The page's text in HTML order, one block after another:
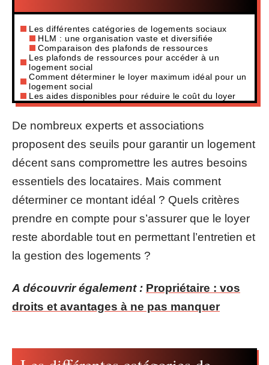
Les différentes catégories de logements sociaux
HLM : une organisation vaste et diversifiée
Comparaison des plafonds de ressources
Les plafonds de ressources pour accéder à un
logement social
Comment déterminer le loyer maximum idéal pour un
logement social
Les aides disponibles pour réduire le coût du loyer
De nombreux experts et associations
proposent des seuils pour garantir un logement
décent sans compromettre les autres besoins
essentiels des locataires. Mais comment
déterminer ce montant idéal ? Quels critères
prendre en compte pour s’assurer que le loyer
reste abordable tout en permettant l’entretien et
la gestion des logements ?
A découvrir également : Propriétaire : vos
droits et avantages à ne pas manquer